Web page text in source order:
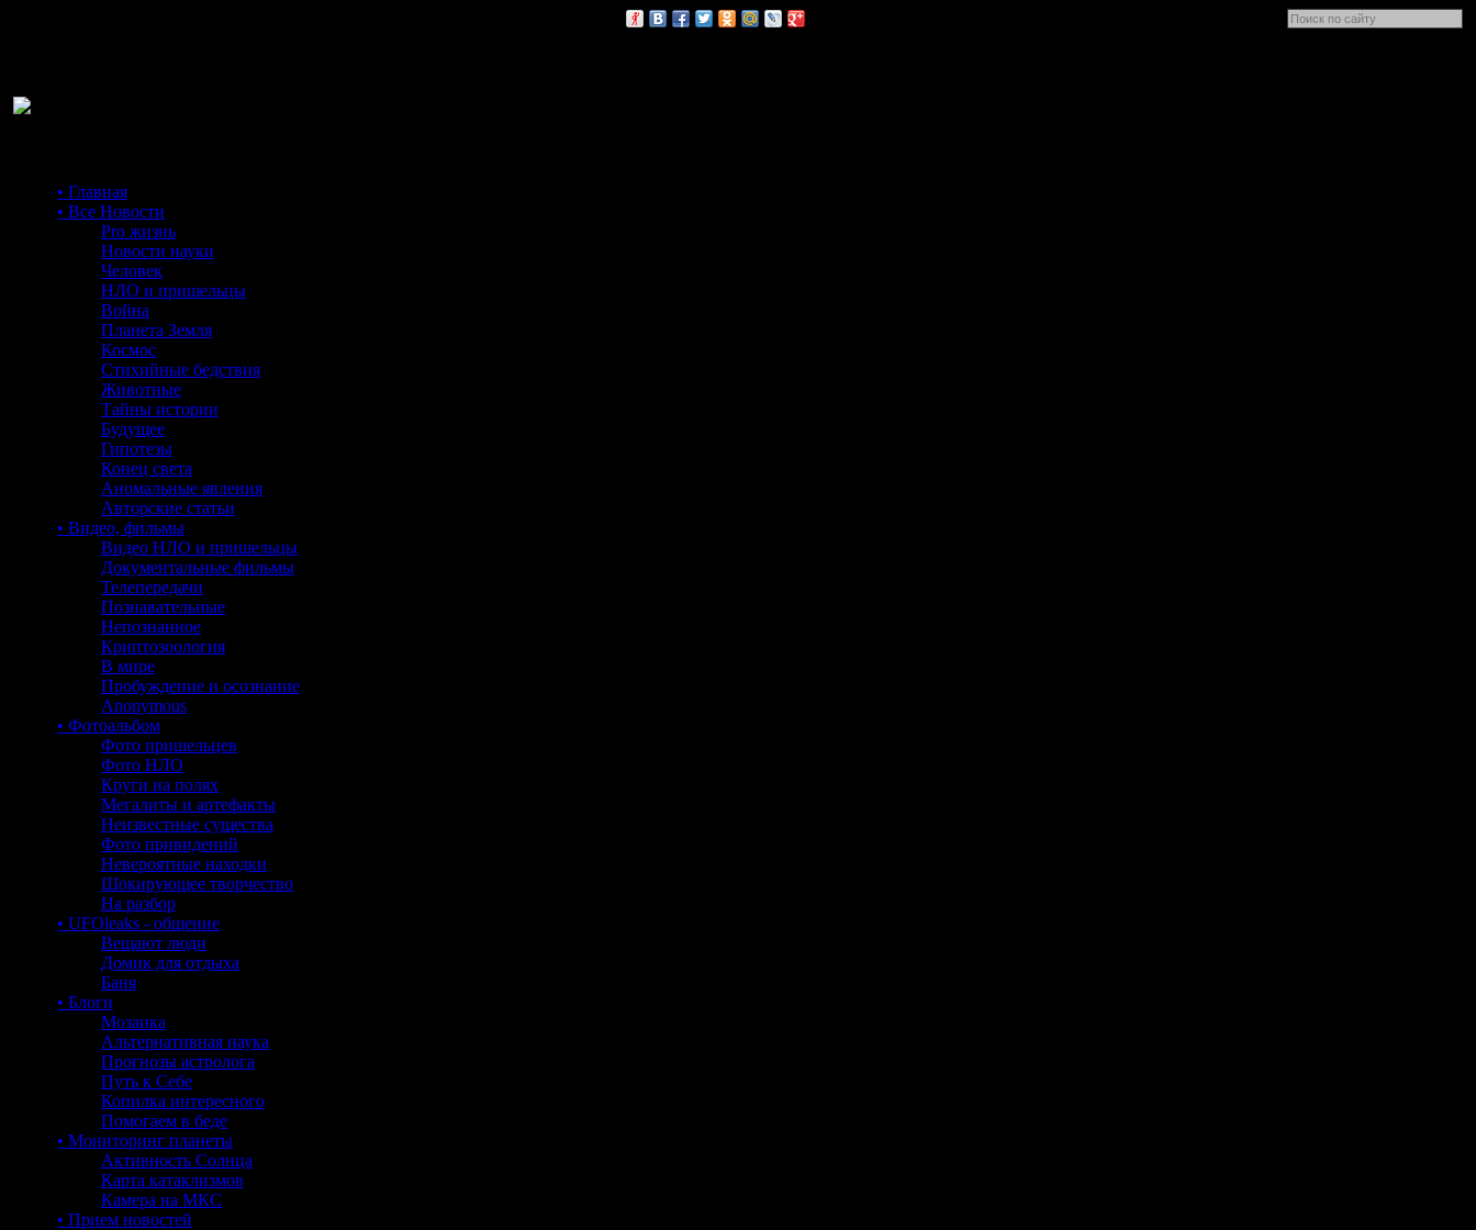
• Главная
• Все Новости
Pro жизнь
Новости науки
Человек
НЛО и пришельцы
Война
Планета Земля
Космос
Стихийные бедствия
Животные
Тайны истории
Будущее
Гипотезы
Конец света
Аномальные явления
Авторские статьи
• Видео, фильмы
Видео НЛО и пришельцы
Документальные фильмы
Телепередачи
Познавательные
Непознанное
Криптозоология
В мире
Пробуждение и осознание
Anonymous
• Фотоальбом
Фото пришельцев
Фото НЛО
Круги на полях
Мегалиты и артефакты
Неизвестные существа
Фото привидений
Невероятные находки
Шокирующее творчество
На разбор
• UFOleaks - общение
Вещают люди
Домик для отдыха
Баня
• Блоги
Мозаика
Альтернативная наука
Прогнозы астролога
Путь к Себе
Копилка интересного
Помогаем в беде
• Мониторинг планеты
Активность Солнца
Карта катаклизмов
Камера на МКС
• Прием новостей